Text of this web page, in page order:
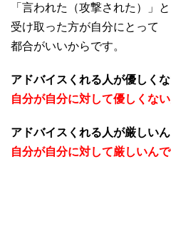
「言われた（攻撃された）」と
受け取った方が自分にとって
都合がいいからです。
アドバイスくれる人が優しく
自分が自分に対して優しくない
アドバイスくれる人が厳しい
自分が自分に対して厳しいんで